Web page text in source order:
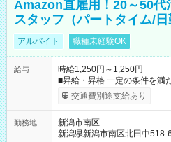
Amazon直雇用！20～50
スタッフ（パートタイム/
アルバイト 職種未経験OK
給与
時給1,250円～1,250円
■昇給・昇格 一定の条件を満
まで昇給の機会があります。 ■正社員登用制度あり ※月末締/翌
月25日支払い ※時間外手当
☆Amazon直雇用で安定して働けます！ 【試用
あり 試用期間の長さ：1週間
交通費別途支給あり
勤務地
新潟市南区
新潟県新潟市南区北田中